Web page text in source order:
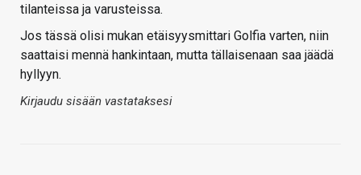
tilanteissa ja varusteissa.
Jos tässä olisi mukan etäisyysmittari Golfia varten, niin
saattaisi mennä hankintaan, mutta tällaisenaan saa jäädä
hyllyyn.
Kirjaudu sisään vastataksesi